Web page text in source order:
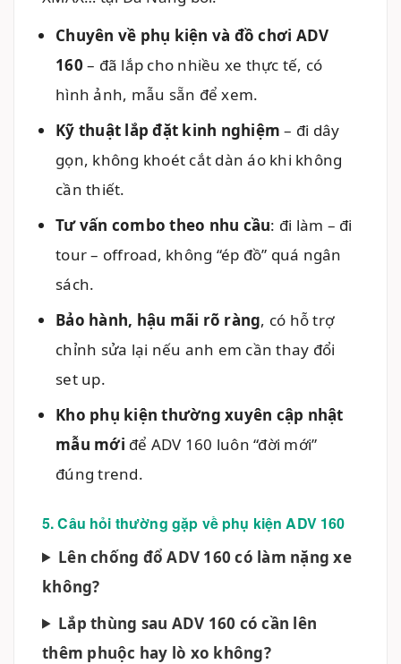
Chuyên về phụ kiện và đồ chơi ADV
160 – đã lắp cho nhiều xe thực tế, có
hình ảnh, mẫu sẵn để xem.
Kỹ thuật lắp đặt kinh nghiệm – đi dây
gọn, không khoét cắt dàn áo khi không
cần thiết.
Tư vấn combo theo nhu cầu: đi làm – đi
tour – offroad, không “ép đồ” quá ngân
sách.
Bảo hành, hậu mãi rõ ràng, có hỗ trợ
chỉnh sửa lại nếu anh em cần thay đổi
set up.
Kho phụ kiện thường xuyên cập nhật
mẫu mới để ADV 160 luôn “đời mới”
đúng trend.
5. Câu hỏi thường gặp về phụ kiện ADV 160
Lên chống đổ ADV 160 có làm nặng xe
không?
Lắp thùng sau ADV 160 có cần lên
thêm phuộc hay lò xo không?